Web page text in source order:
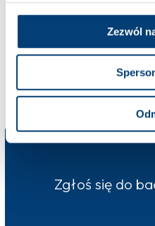
Zezwól
Kontakt do ośrodka:
Więcej o ośrodku
Zgłoś się do